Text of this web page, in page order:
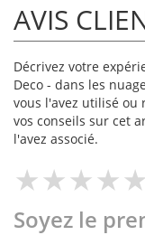
AVIS
Décrivez votre
Deco - dans les
vous l'avez utilisé ou
vos conseils sur cet
l'avez associé.
Soyez le